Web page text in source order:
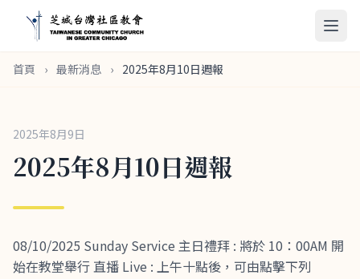
首頁 › 最新消息 › 2025年8月10日週報
2025年8月9日
2025年8月10日週報
08/10/2025 Sunday Service 主日禮拜 : 將於 10：00AM 開
始在教堂舉行 直播 Live : 上午十點後，可由點擊下列